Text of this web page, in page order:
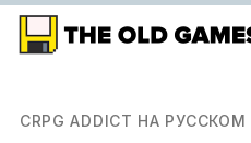
CRPG ADDICT НА РУССКОМ